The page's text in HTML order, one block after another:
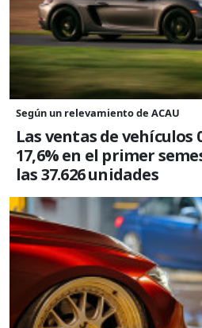
Según un relevamiento de ACAU
Las ventas de vehículos
17,6% en el primer
las 37.626 unidades